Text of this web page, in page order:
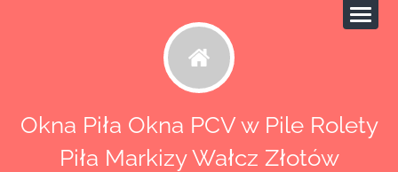
Okna Piła Okna PCV w Pile Rolety
Piła Markizy Wałcz Złotów